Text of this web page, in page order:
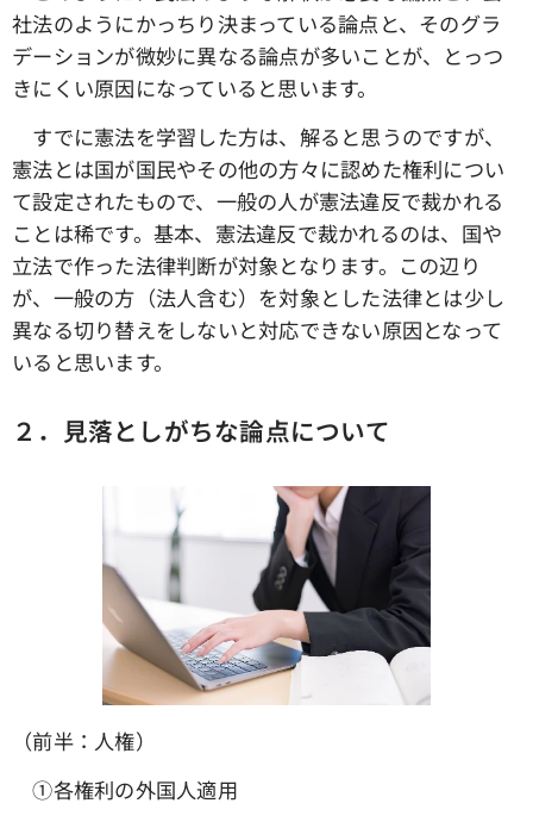
社法のようにかっちり決まっている論点と、そのグラ
デーションが微妙に異なる論点が多いことが、とっつ
きにくい原因になっていると思います。
すでに憲法を学習した方は、解ると思うのですが、
憲法とは国が国民やその他の方々に認めた権利につい
て設定されたもので、一般の人が憲法違反で裁かれる
ことは稀です。基本、憲法違反で裁かれるのは、国や
立法で作った法律判断が対象となります。この辺り
が、一般の方（法人含む）を対象とした法律とは少し
異なる切り替えをしないと対応できない原因となって
いると思います。
２．見落としがちな論点について
（前半：人権）
①各権利の外国人適用